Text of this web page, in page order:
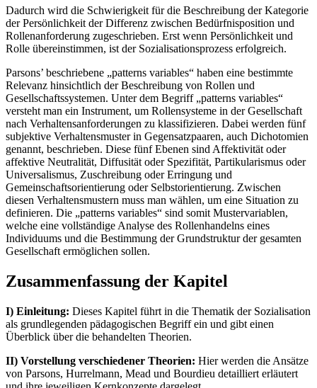
Dadurch wird die Schwierigkeit für die Beschreibung der Kategorie
der Persönlichkeit der Differenz zwischen Bedürfnisposition und
Rollenanforderung zugeschrieben. Erst wenn Persönlichkeit und
Rolle übereinstimmen, ist der Sozialisationsprozess erfolgreich.
Parsons’ beschriebene „patterns variables“ haben eine bestimmte
Relevanz hinsichtlich der Beschreibung von Rollen und
Gesellschaftssystemen. Unter dem Begriff „patterns variables“
versteht man ein Instrument, um Rollensysteme in der Gesellschaft
nach Verhaltensanforderungen zu klassifizieren. Dabei werden fünf
subjektive Verhaltensmuster in Gegensatzpaaren, auch Dichotomien
genannt, beschrieben. Diese fünf Ebenen sind Affektivität oder
affektive Neutralität, Diffusität oder Spezifität, Partikularismus oder
Universalismus, Zuschreibung oder Erringung und
Gemeinschaftsorientierung oder Selbstorientierung. Zwischen
diesen Verhaltensmustern muss man wählen, um eine Situation zu
definieren. Die „patterns variables“ sind somit Mustervariablen,
welche eine vollständige Analyse des Rollenhandelns eines
Individuums und die Bestimmung der Grundstruktur der gesamten
Gesellschaft ermöglichen sollen.
Zusammenfassung der Kapitel
I) Einleitung: Dieses Kapitel führt in die Thematik der Sozialisation
als grundlegenden pädagogischen Begriff ein und gibt einen
Überblick über die behandelten Theorien.
II) Vorstellung verschiedener Theorien: Hier werden die Ansätze
von Parsons, Hurrelmann, Mead und Bourdieu detailliert erläutert